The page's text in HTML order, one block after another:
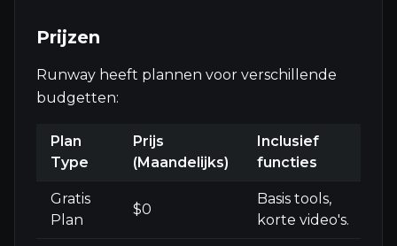
Prijzen
Runway heeft plannen voor verschillende
budgetten:
Plan
Type
Prijs
(Maandelijks)
Inclusief
functies
Gratis
Plan
$0
Basis tools,
korte video's.